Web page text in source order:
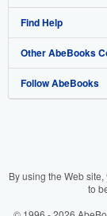
My Account
My Orders
View Basket
Join Our Affiliate
Book Buyback
Refer a seller
About AbeBooks
Media
Careers
Your Ads Privacy
Find Help
Help
Customer Support
Other AbeBooks
AbeBooks.co.uk
AbeBooks.it
Follow AbeBooks
By using the Web
to